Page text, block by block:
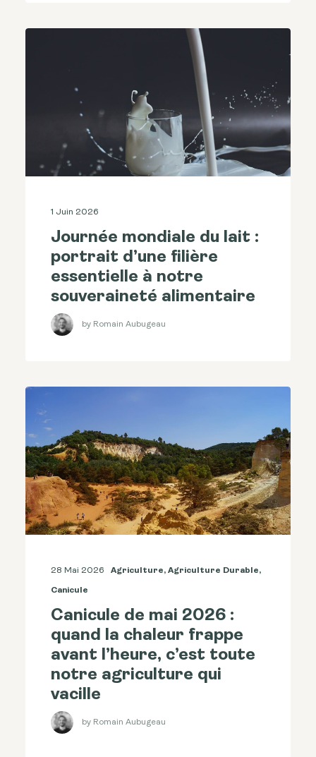
1 Juin 2026
Journée mondiale du lait :
portrait d’une filière
essentielle à notre
souveraineté alimentaire
by Romain Aubugeau
28 Mai 2026 Agriculture, Agriculture Durable,
Canicule
Canicule de mai 2026 :
quand la chaleur frappe
avant l’heure, c’est toute
notre agriculture qui
vacille
by Romain Aubugeau